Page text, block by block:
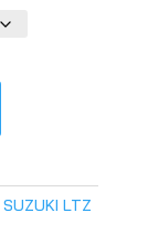
SUZUKI LTZ